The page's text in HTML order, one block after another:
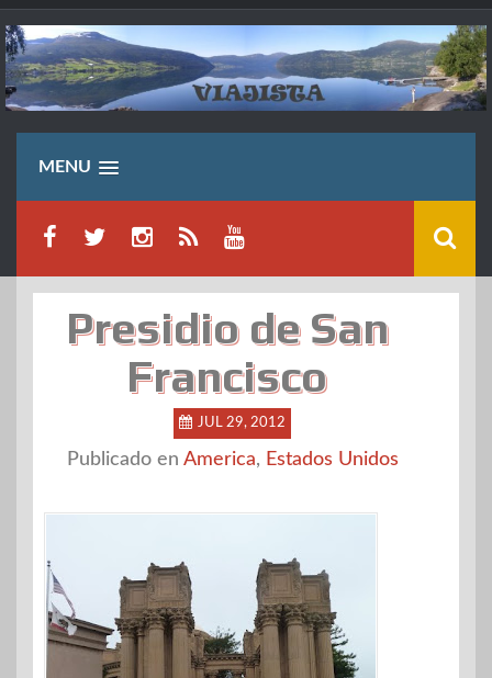
Saltar
al
contenido
MENU
Presidio de San
Francisco
JUL 29, 2012
Publicado en America, Estados Unidos